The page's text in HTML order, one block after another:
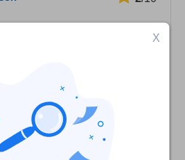
good option and worked well, but
today (2/6/2021) shows that
24 days ago and the client will
I'm going shopping for a new
X